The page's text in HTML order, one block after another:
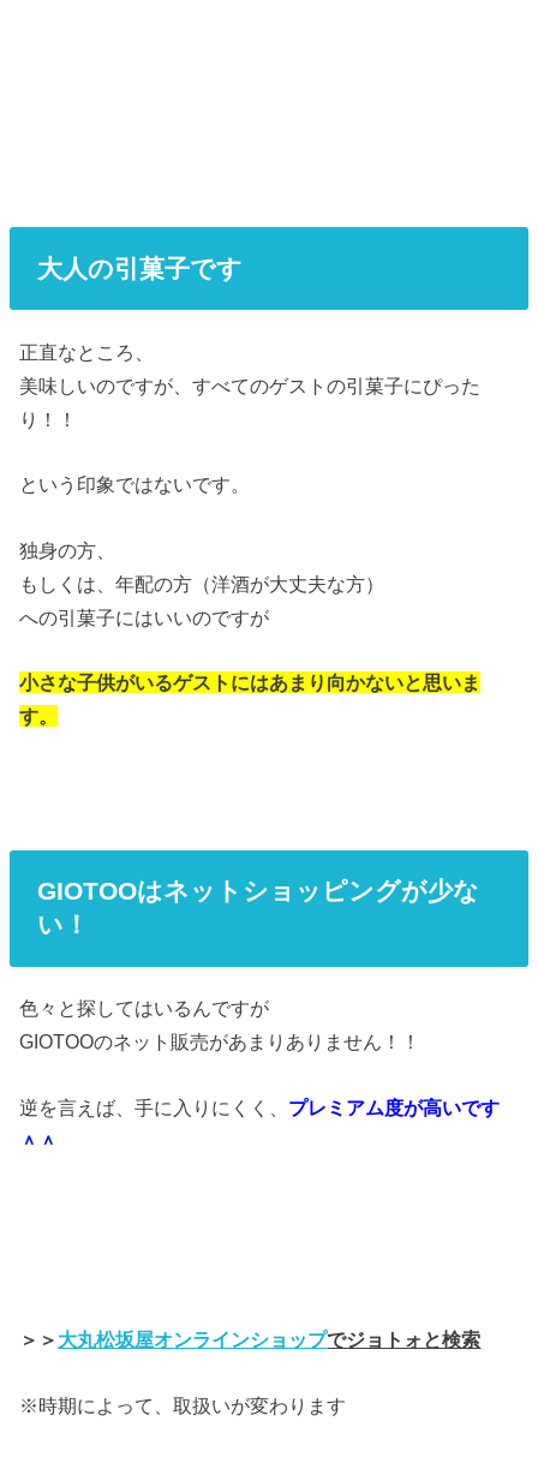
大人の引菓子です
正直なところ、
美味しいのですが、すべてのゲストの引菓子にぴった
り！！
という印象ではないです。
独身の方、
もしくは、年配の方（洋酒が大丈夫な方）
への引菓子にはいいのですが
小さな子供がいるゲストにはあまり向かないと思いま
す。
GIOTOOはネットショッピングが少な
い！
色々と探してはいるんですが
GIOTOOのネット販売があまりありません！！
逆を言えば、手に入りにくく、 プレミアム度が高いです
＾＾
＞＞ 大丸松坂屋オンラインショップでジョトォと検索
※時期によって、取扱いが変わります